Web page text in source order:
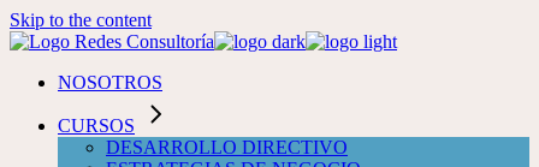
Skip to the content
NOSOTROS
CURSOS
DESARROLLO DIRECTIVO